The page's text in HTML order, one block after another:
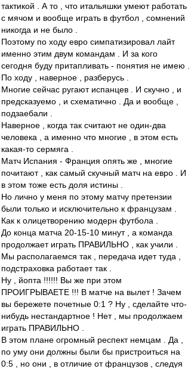
тактикой . А то , что итальяшки умеют работать
с мячом и вообще играть в футбол , сомнений
никогда и не было .
Поэтому по ходу евро симпатизировал лайт
именно этим двум командам . И за кого
сегодня буду притапливать - понятия не имею .
По ходу , наверное , разберусь .
Многие сейчас ругают испанцев . И скучно , и
предсказуемо , и схематично . Да и вообще ,
подзаебали .
Наверное , когда так считают не один-два
человека , а именно что многие , в этом есть
какая-то сермяга .
Матч Испания - Франция опять же , многие
почитают , как самый скучный матч на евро . И
в этом тоже есть доля истины .
Но лично у меня по этому матчу претензии
были только и исключительно к французам .
Как к олицетворению модерн футбола .
До конца матча 20-15-10 минут , а команда
продолжает играть ПРАВИЛЬНО , как учили .
Мы располагаемся так , передача идет туда ,
подстраховка работает так .
Ну , йопта !!!!!! Вы же при этом
ПРОИГРЫВАЕТЕ !!! В матче на вылет ! Зачем
вы бережете почетные 0:1 ? Ну , сделайте что-
нибудь нестандартное ! Нет , мы продолжаем
играть ПРАВИЛЬНО .
В этом плане огромный респект немцам . Да ,
по уму они должны были бы пристроиться на
0:5 , но они , в отличие от французов , следуя